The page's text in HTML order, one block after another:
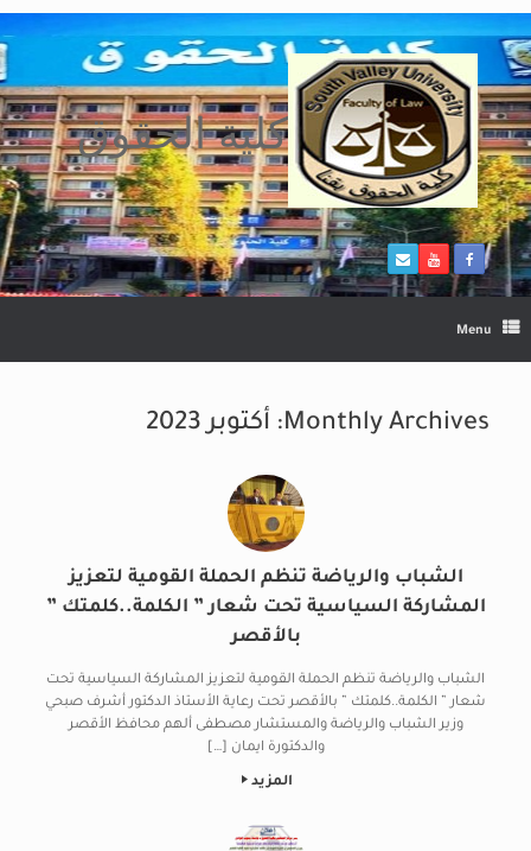
Skip
to
content
كلية الحقوق
Menu
Monthly Archives: أكتوبر 2023
الشباب والرياضة تنظم الحملة القومية لتعزيز
المشاركة السياسية تحت شعار ” الكلمة..كلمتك ”
بالأقصر
الشباب والرياضة تنظم الحملة القومية لتعزيز المشاركة السياسية تحت
شعار ” الكلمة..كلمتك ” بالأقصر تحت رعاية الأستاذ الدكتور أشرف صبحي
وزير الشباب والرياضة والمستشار مصطفى ألهم محافظ الأقصر
والدكتورة ايمان […]
المزيد